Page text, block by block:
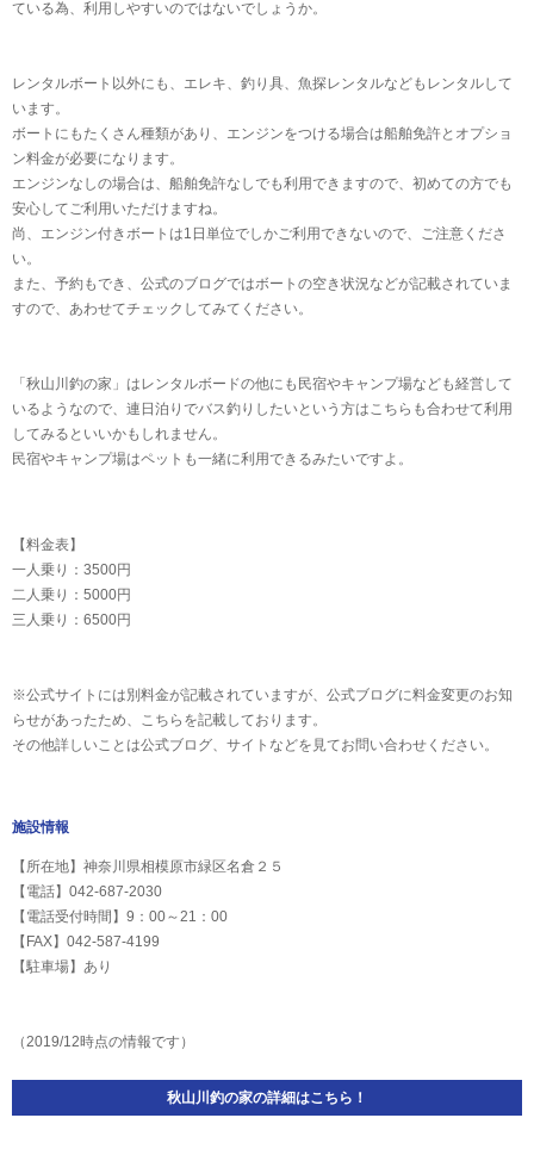
ている為、利用しやすいのではないでしょうか。
レンタルボート以外にも、エレキ、釣り具、魚探レンタルなどもレンタルして
います。
ボートにもたくさん種類があり、エンジンをつける場合は船舶免許とオプショ
ン料金が必要になります。
エンジンなしの場合は、船舶免許なしでも利用できますので、初めての方でも
安心してご利用いただけますね。
尚、エンジン付きボートは1日単位でしかご利用できないので、ご注意くださ
い。
また、予約もでき、公式のブログではボートの空き状況などが記載されていま
すので、あわせてチェックしてみてください。
「秋山川釣の家」はレンタルボードの他にも民宿やキャンプ場なども経営して
いるようなので、連日泊りでバス釣りしたいという方はこちらも合わせて利用
してみるといいかもしれません。
民宿やキャンプ場はペットも一緒に利用できるみたいですよ。
【料金表】
一人乗り：3500円
二人乗り：5000円
三人乗り：6500円
※公式サイトには別料金が記載されていますが、公式ブログに料金変更のお知
らせがあったため、こちらを記載しております。
その他詳しいことは公式ブログ、サイトなどを見てお問い合わせください。
施設情報
【所在地】神奈川県相模原市緑区名倉２５
【電話】042-687-2030
【電話受付時間】9：00～21：00
【FAX】042-587-4199
【駐車場】あり
（2019/12時点の情報です）
秋山川釣の家の詳細はこちら！